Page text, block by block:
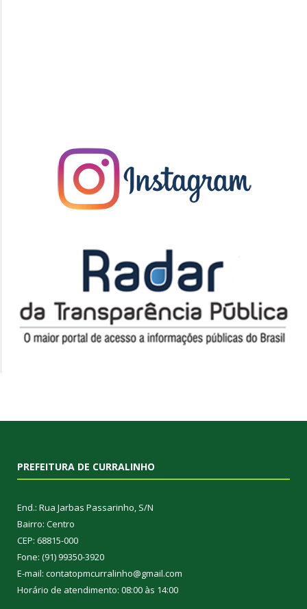
PREFEITURA DE CURRALINHO
End.: Rua Jarbas Passarinho, S/N
Bairro: Centro
CEP: 68815-000
Fone: (91) 99350-3920
E-mail: contatopmcurralinho@gmail.com
Horário de atendimento: 08:00 às 14:00